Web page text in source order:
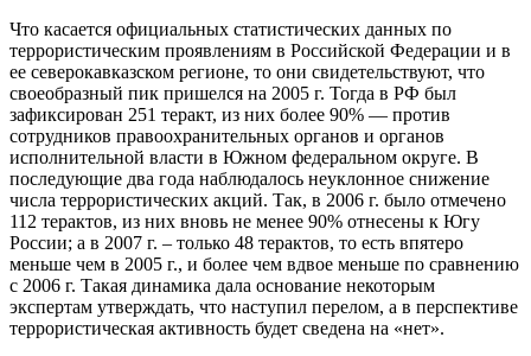
Что касается официальных статистических данных по
террористическим проявлениям в Российской Федерации и в
ее северокавказском регионе, то они свидетельствуют, что
своеобразный пик пришелся на 2005 г. Тогда в РФ был
зафиксирован 251 теракт, из них более 90% — против
сотрудников правоохранительных органов и органов
исполнительной власти в Южном федеральном округе. В
последующие два года наблюдалось неуклонное снижение
числа террористических акций. Так, в 2006 г. было отмечено
112 терактов, из них вновь не менее 90% отнесены к Югу
России; а в 2007 г. – только 48 терактов, то есть впятеро
меньше чем в 2005 г., и более чем вдвое меньше по сравнению
с 2006 г. Такая динамика дала основание некоторым
экспертам утверждать, что наступил перелом, а в перспективе
террористическая активность будет сведена на «нет».